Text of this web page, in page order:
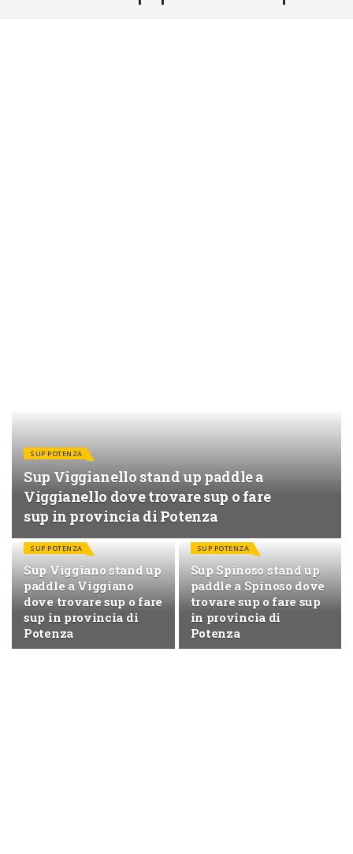
SUP POTENZA
Sup Viggianello stand up paddle a
Viggianello dove trovare sup o fare
sup in provincia di Potenza
SUP POTENZA
Sup Viggiano stand up
paddle a Viggiano
dove trovare sup o fare
sup in provincia di
Potenza
SUP POTENZA
Sup Spinoso stand up
paddle a Spinoso dove
trovare sup o fare sup
in provincia di
Potenza